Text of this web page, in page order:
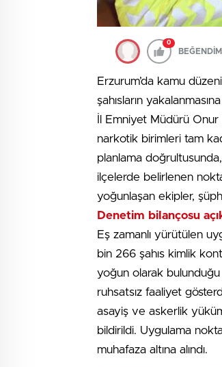
0
BEĞENDİM
Erzurum’da kamu
şahısların
İl Emniyet Müdürü
narkotik birimleri tam
planlama
ilçelerde belirlenen
yoğunlaşan ekipler,
Denetim bilançosu
Eş zamanlı yürütülen
bin 266 şahıs kimlik
yoğun olarak
ruhsatsız faaliyet
asayiş ve askerlik
bildirildi. Uygulama
muhafaza altına alındı.